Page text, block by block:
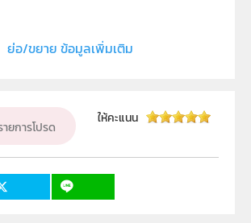
ม.4, ม.5, ม.6
ครู, นักเรียน
ย่อ/ขยาย ข้อมูลเพิ่มเติม
ายการโปรด
ให้คะแนน